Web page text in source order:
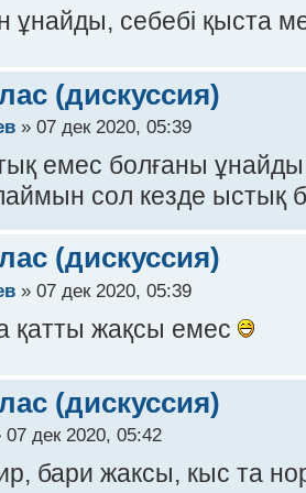
ұнайды, себебі қыста
(дискуссия)
» 07 дек 2020, 05:39
емес болғаны
сол кезде ыстық
(дискуссия)
» 07 дек 2020, 05:39
қатты жақсы емес
(дискуссия)
07 дек 2020, 05:42
бари жаксы, кыс та